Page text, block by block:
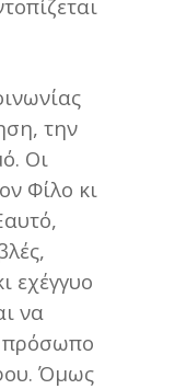
την
Οι
Φίλο κι
εχέγγυο
να
πρόσωπο
Όμως